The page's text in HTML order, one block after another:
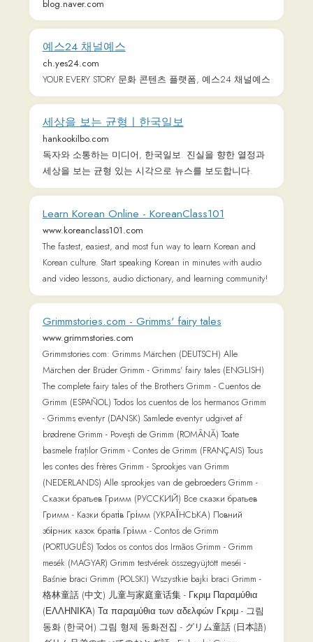
格林童話 (中文) 儿童与家庭童话集 - Γκριμ Παραμύθια
(ΕΛΛΗΝΙΚΆ) Τα παραμύθια των αδελφών Γκριμ - 그림
동화 (한국어) 그림 형제 동화전집 - グリム童話 (日本語)
グリム兄弟のすべてのおとぎ話 - Fiabe dei Grimm
(ITALIANO) Tutte le fiabe dei fratelli Grimm - Truyện cổ Grimm
(TIẾNG VIỆT) Truyện cổ Grimm toàn tập - Grimmin sadut
(TÜRKÇE) Grimm Kardeşler tüm peri masalları.
VOA 한국어 홈페이지
www.voakorea.com
VOA 한국어 방송의 인터넷 홈페이지입니다. 북한을 중심
고 정확하게 전해드립니다. VOA 한국어 TV의 뉴스쇼와
토론 프로그램, 다양하고 유익한 정보들을 담은 주간 프
로그램을 편리하게 시청하고, 워싱턴에서 직접 제작하는
영어 학습 프로그램을 통해 최신 영어를 쉽게 배울 수 있
습니다. VOA 한국어 방송의 다양한 라디오 프로그램도
미툰 - 웹툰 웹소설 미소설
me.co.kr
웹소설,웹툰,만화,무협,동영상,영화,연재,인기,로맨스,판
타지,도전,미툰,metoon 무료제공.
마리끌레르 코리아 | MarieclaireKorea
www.marieclairekorea.com
마리끌레르 매거진 공식사이트 – 강인하고 우아한 목소
리를 내는 동시대적인 패션 매거진
Home - TodayUS
www.todayus.com
Technology Volvo ES90 Launches on March 5 Featuring
Cutting-Edge Superset Technology by TodayUS February 20,
2025 Sports Sports News Live Updates –
한눈에 보는 오늘 | 네이트 판
m.pann.nate.com
지금 화제가 되고 있는 우리들의 이야기, 네이트 판을 만
나보세요. 오늘의 판, 톡커들의 선택, 명예의 전당, 팬톡,
10대 이야기, 결혼/시집/친정, 엔터톡 등의 다양한 카테